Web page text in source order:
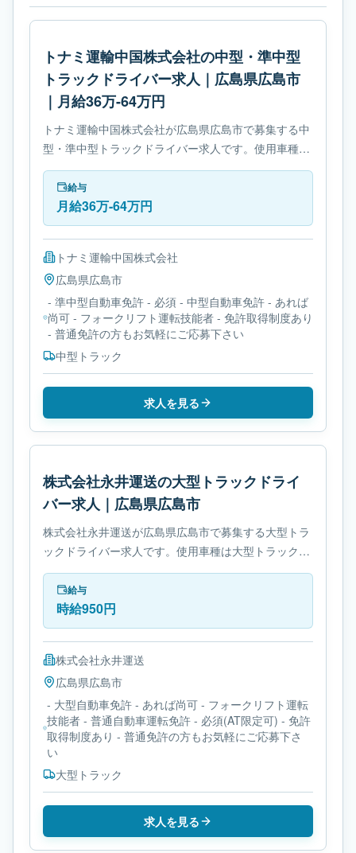
トナミ運輸中国株式会社の中型・準中型
トラックドライバー求人｜広島県広島市
｜月給36万-64万円
トナミ運輸中国株式会社が広島県広島市で募集する中
型・準中型トラックドライバー求人です。使用車種は
中型トラックです。勤務時間は- 変形労働時間制で
す。必要免許は- 準中型自動車免許です。
給与
月給36万-64万円
トナミ運輸中国株式会社
広島県広島市
- 準中型自動車免許 - 必須 - 中型自動車免許 - あれば
尚可 - フォークリフト運転技能者 - 免許取得制度あり
- 普通免許の方もお気軽にご応募下さい
中型トラック
求人を見る
株式会社永井運送の大型トラックドライ
バー求人｜広島県広島市
株式会社永井運送が広島県広島市で募集する大型トラ
ックドライバー求人です。使用車種は大型トラックで
す。必要免許は- 大型自動車免許です。
給与
時給950円
株式会社永井運送
広島県広島市
- 大型自動車免許 - あれば尚可 - フォークリフト運転
技能者 - 普通自動車運転免許 - 必須(AT限定可) - 免許
取得制度あり - 普通免許の方もお気軽にご応募下さ
い
大型トラック
求人を見る